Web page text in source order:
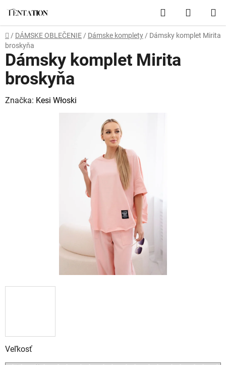
obsah
Hľadať
KOŠÍK
Domov
/ DÁMSKE OBLEČENIE / Dámske komplety / Dámsky komplet Mirita
broskyňa
Veľkosť
Dámsky komplet Mirita
broskyňa
Značka: Kesi Włoski